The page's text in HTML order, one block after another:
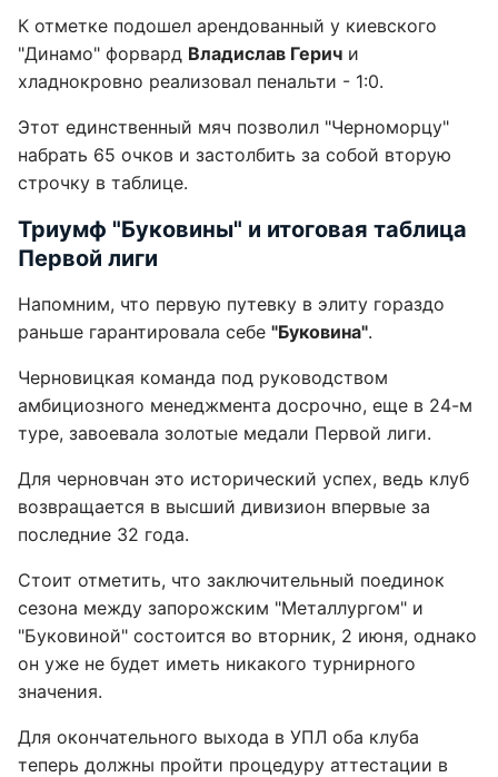
К отметке подошел арендованный у киевского
"Динамо" форвард Владислав Герич и
хладнокровно реализовал пенальти - 1:0.
Этот единственный мяч позволил "Черноморцу"
набрать 65 очков и застолбить за собой вторую
строчку в таблице.
Триумф "Буковины" и итоговая таблица
Первой лиги
Напомним, что первую путевку в элиту гораздо
раньше гарантировала себе "Буковина".
Черновицкая команда под руководством
амбициозного менеджмента досрочно, еще в 24-м
туре, завоевала золотые медали Первой лиги.
Для черновчан это исторический успех, ведь клуб
возвращается в высший дивизион впервые за
последние 32 года.
Стоит отметить, что заключительный поединок
сезона между запорожским "Металлургом" и
"Буковиной" состоится во вторник, 2 июня, однако
он уже не будет иметь никакого турнирного
значения.
Для окончательного выхода в УПЛ оба клуба
теперь должны пройти процедуру аттестации в